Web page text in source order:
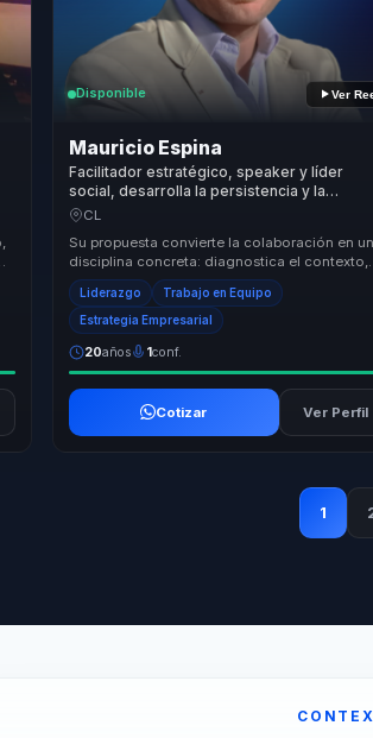
Disponible Ver
Mauricio Espina
Facilitador estratégico, speaker y líder
social, desarrolla la persistencia y la
colaboración para superar desafíos
CL
Su propuesta convierte la colaboración en
disciplina concreta: diagnostica el contexto,
facilita conversaciones útiles y ayuda a equi...
Liderazgo Trabajo en Equipo
Estrategia Empresarial
20años 1conf.
Cotizar Ver Perfil
1